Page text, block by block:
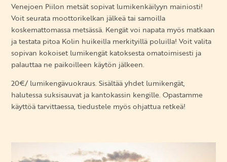
Venejoen Piilon metsät sopivat lumikenkäilyyn mainiosti!
Voit seurata moottorikelkan jälkeä tai samoilla
koskemattomassa metsässä. Kengät voi napata myös matkaan
ja testata pitoa Kolin huikeilla merkityillä poluilla! Voit valita
sopivan kokoiset lumikengät katoksesta omatoimisesti ja
palauttaa ne paikoilleen käytön jälkeen.
20€/ lumikengävuokraus. Sisältää yhdet lumikengät,
halutessa suksisauvat ja kantokassin kengille. Opastamme
käyttöä tarvittaessa, tiedustele myös ohjattua retkeä!